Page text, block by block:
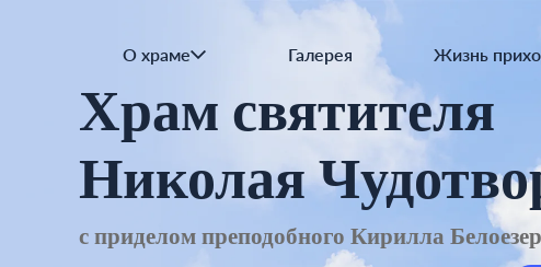
О храме
Приходские старостиГалерея Жизнь
Храм святителя
Николая
с приделом преподобного Кирилла